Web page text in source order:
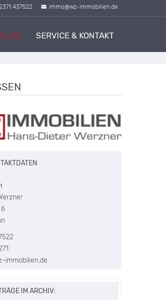
437522 immo@wz-immobilien.de
SERVICE & KONTAKT
immobilien.de
IM ARCHIV: